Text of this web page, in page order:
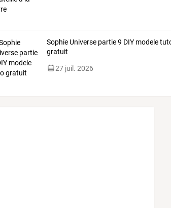
Sophie Universe partie 9 DIY modele
gratuit
27 juil. 2026